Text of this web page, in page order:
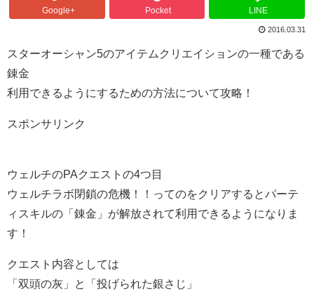
Google+ Pocket LINE
2016.03.31
スターオーシャン5のアイテムクリエイションの一種である
錬金
利用できるようにするための方法について攻略！
スポンサリンク
ウェルチのPAクエストの4つ目
ウェルチラボ閉鎖の危機！！ってのをクリアするとパーテ
ィスキルの「錬金」が解放されて利用できるようになりま
す！
クエスト内容としては
「双頭の灰」と「投げられた銀さじ」